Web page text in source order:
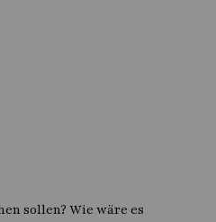
sollen? Wie wäre es